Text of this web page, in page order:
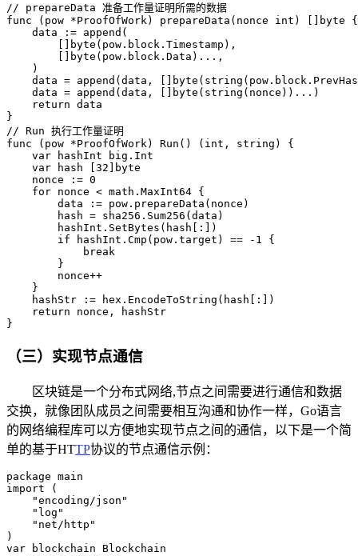
// prepareData 准备工作量证明所需的数据
func (pow *ProofOfWork) prepareData(nonce int) []byte {
    data := append(
        []byte(pow.block.Timestamp),
        []byte(pow.block.Data)...,
    )
data = append(data,
    data = append(data, []byte(string(nonce))...)
    return data
}
// Run 执行工作量证明
func (pow *ProofOfWork) Run() (int, string) {
    var hashInt big.Int
    var hash [32]byte
    nonce := 0
    for nonce < math.MaxInt64 {
        data := pow.prepareData(nonce)
        hash = sha256.Sum256(data)
        hashInt.SetBytes(hash[:])
        if hashInt.Cmp(pow.target) == -1 {
            break
        }
        nonce++
    }
    hashStr := hex.EncodeToString(hash[:])
    return nonce, hashStr
}
（三）实现节点通信
区块链是一个分布式网络,节点之间需要进行通信和数据
交换，就像团队成员之间需要相互沟通和协作一样，Go语言
的网络编程库可以方便地实现节点之间的通信，以下是一个简
单的基于HTTP协议的节点通信示例：
package main
import (
    "encoding/json"
    "log"
    "net/http"
)
var blockchain Blockchain